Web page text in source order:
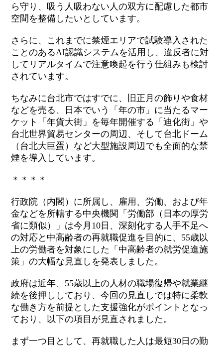
ら守り、吸う人吸わない人の双方に配慮した都市
空間を整備したいとしています。
さらに、これまでに禁煙エリアで試験導入された
ことのあるAI認識システムを活用し、違反者に対
してリアルタイムで注意喚起を行う仕組みも検討
されています。
ちなみに台北市ではすでに、旧正月の飾りや食材
などを売る、日本でいう「年の市」に当たるマー
ケット「年貨大街」を毎年開催する「迪化街」や
台北世界貿易センターの周辺、そして台北ドーム
（台北大巨蛋）など大型施設周辺でも全面的な禁
煙を導入しています。
＊＊＊＊
行政院（内閣）に所属し、雇用、労働、および年
金などを所轄する中央機関「労働部（日本の厚労
省に類似）」は今月10日、深刻化する人手不足へ
の対応と中高齢者の再就職促進を目的に、55歳以
上の労働者を対象にした「中高齢者の就労促進施
策」の大幅な見直しを発表しました。
政府は近年、55歳以上の人材の職場復帰や就業継
続を後押ししており、今回の見直しでは特に柔軟
な働き方を前提とした支援強化がポイントとなっ
ており、以下の項目が見直されました。
まず一つ目として、再就職した人は最短30日の勤